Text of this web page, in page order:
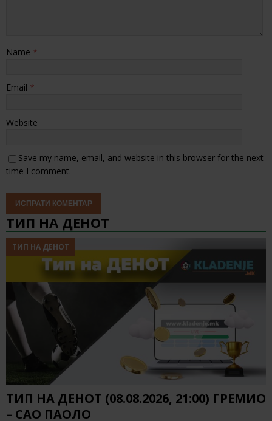
Name *
Email *
Website
Save my name, email, and website in this browser for the next
time I comment.
ТИП НА ДЕНОТ
ТИП НА ДЕНОТ
ТИП НА ДЕНОТ (08.08.2026, 21:00) ГРЕМИО
– САО ПАОЛО